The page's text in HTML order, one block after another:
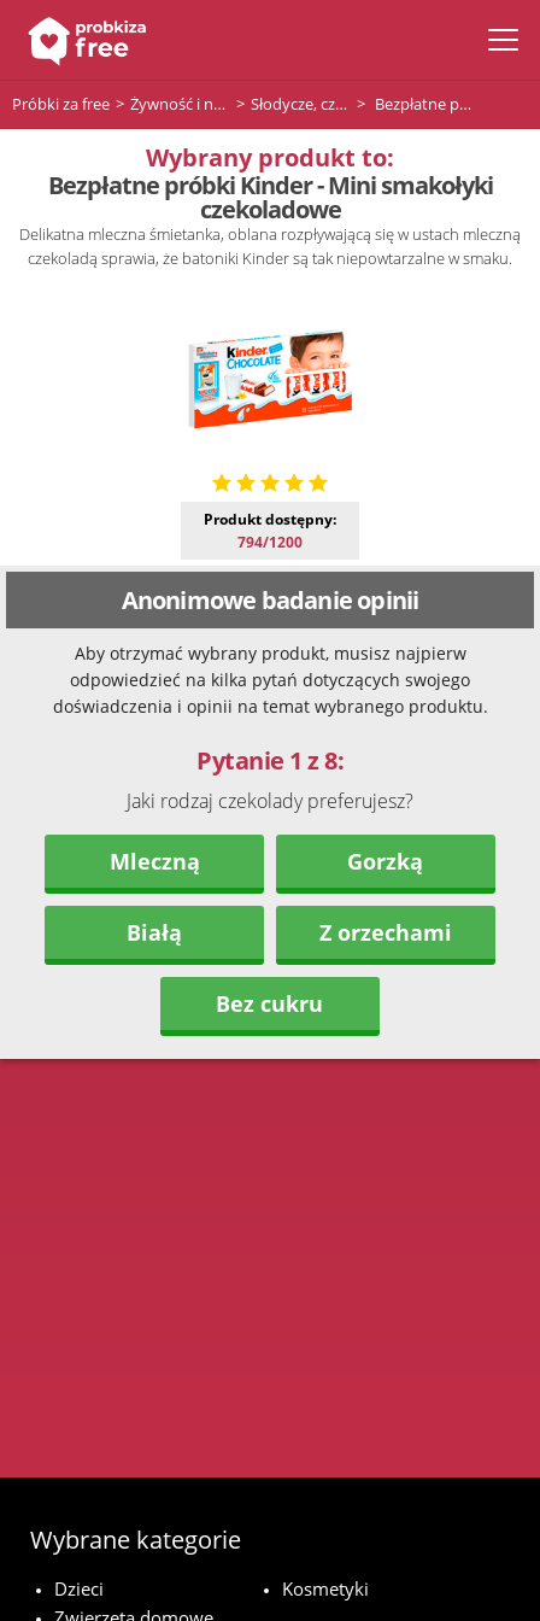
Próbki za free Żywność i napoje Słodycze, czekolady i desery Bezpłatne próbki Kinder - Mini smakołyki czekoladowe
Wybrany produkt to:
Bezpłatne próbki Kinder - Mini smakołyki
czekoladowe
Delikatna mleczna śmietanka, oblana rozpływającą się w ustach mleczną
czekoladą sprawia, że batoniki Kinder są tak niepowtarzalne w smaku.
Produkt dostępny:
794/1200
Anonimowe badanie opinii
Aby otrzymać wybrany produkt, musisz najpierw
odpowiedzieć na kilka pytań dotyczących swojego
doświadczenia i opinii na temat wybranego produktu.
Pytanie 1 z 8:
Jaki rodzaj czekolady preferujesz?
Mleczną Gorzką
Białą Z orzechami
Bez cukru
Wybrane kategorie
Dzieci
Kosmetyki